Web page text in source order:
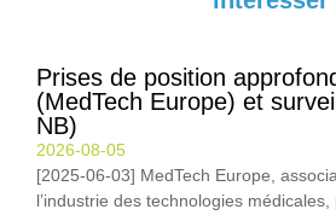
Prises de position
(MedTech Europe) et
NB)
2026-08-05
[2025-06-03] MedTech Europe,
l’industrie des technologies